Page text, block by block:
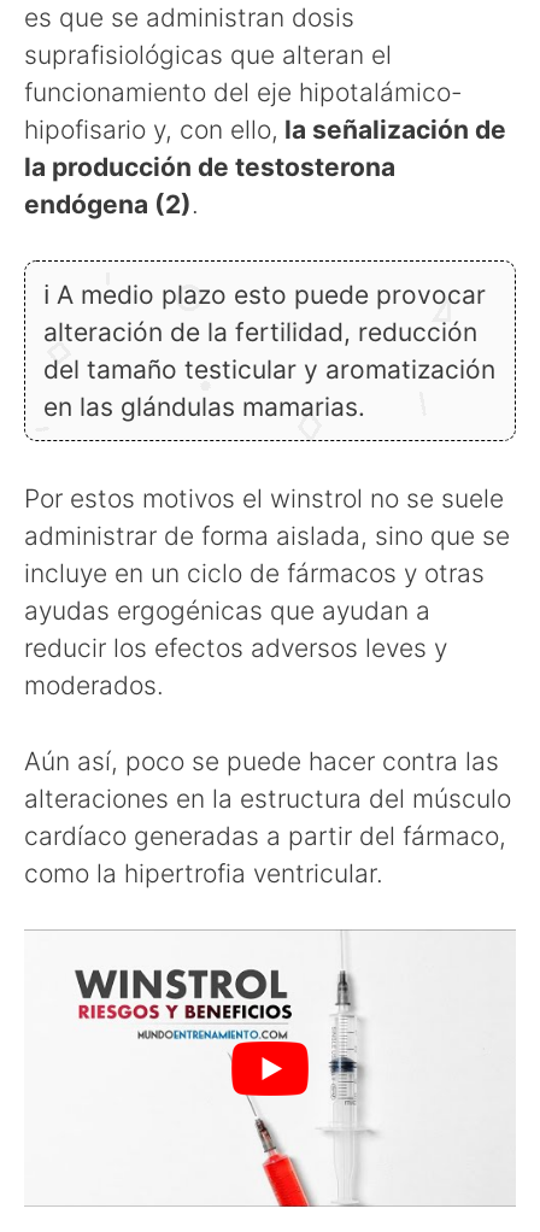
es que se administran dosis
suprafisiológicas que alteran el
funcionamiento del eje hipotalámico-
hipofisario y, con ello, la señalización de
la producción de testosterona
endógena (2).
ℹ A medio plazo esto puede provocar
alteración de la fertilidad, reducción
del tamaño testicular y aromatización
en las glándulas mamarias.
Por estos motivos el winstrol no se suele
administrar de forma aislada, sino que se
incluye en un ciclo de fármacos y otras
ayudas ergogénicas que ayudan a
reducir los efectos adversos leves y
moderados.
Aún así, poco se puede hacer contra las
alteraciones en la estructura del músculo
cardíaco generadas a partir del fármaco,
como la hipertrofia ventricular.